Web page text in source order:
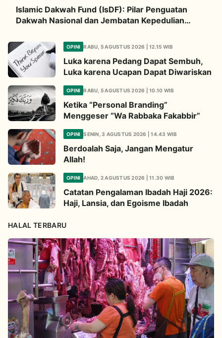
Islamic Dakwah Fund (IsDF): Pilar Penguatan
Dakwah Nasional dan Jembatan Kepedulian
OPINI RABU, 5 AGUSTUS 2026 | 12.15 WIB
Luka karena Pedang Dapat Sembuh,
Luka karena Ucapan Dapat Diwariskan
OPINI RABU, 5 AGUSTUS 2026 | 10.10 WIB
Ketika “Personal Branding”
Menggeser “Wa Rabbaka Fakabbir”
OPINI SENIN, 3 AGUSTUS 2026 | 14.43 WIB
Berdoalah Saja, Jangan Mengatur
Allah!
OPINI AHAD, 2 AGUSTUS 2026 | 11.30 WIB
Catatan Pengalaman Ibadah Haji 2026:
Haji, Lansia, dan Egoisme Ibadah
HALAL TERBARU